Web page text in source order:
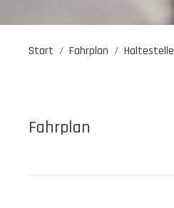
Start Fahrplan Haltestelle
Fahrplan